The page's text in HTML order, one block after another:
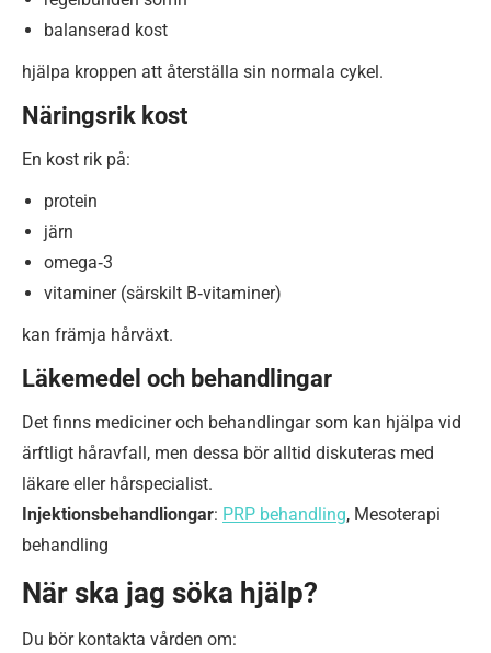
balanserad kost
hjälpa kroppen att återställa sin normala cykel.
Näringsrik kost
En kost rik på:
protein
järn
omega‑3
vitaminer (särskilt B‑vitaminer)
kan främja hårväxt.
Läkemedel och behandlingar
Det finns mediciner och behandlingar som kan hjälpa vid
ärftligt håravfall, men dessa bör alltid diskuteras med
läkare eller hårspecialist.
Injektionsbehandliongar: PRP behandling, Mesoterapi
behandling
När ska jag söka hjälp?
Du bör kontakta vården om: